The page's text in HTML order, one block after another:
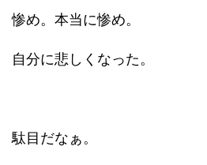
惨め。本当に惨め。
自分に悲しくなった。
駄目だなぁ。